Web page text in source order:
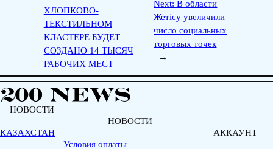
ХЛОПКОВО-
ТЕКСТИЛЬНОМ
КЛАСТЕРЕ БУДЕТ
СОЗДАНО 14 ТЫСЯЧ
РАБОЧИХ МЕСТ
Next:В области
Жетісу увеличили
число социальных
торговых точек
→
НОВОСТИ
КАЗАХСТАН
НОВОСТИ
Условия оплаты
АККАУНТ